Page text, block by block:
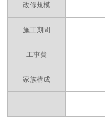
改修規模
施工期間
工事費
家族構成